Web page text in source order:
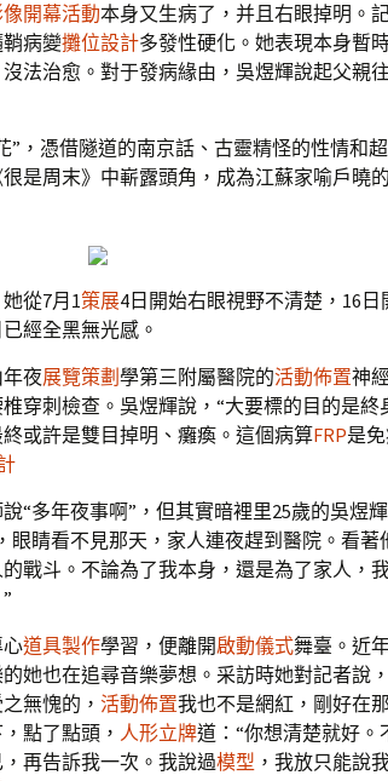
開幕活動本身又生病了，并且右眼掉明。
病變攤位設計多發性硬化。她表現本身暫
法治愈。對于發病緣由，吳煜輝說起父親
”，憑借隧道的南京話、古靈精怪的性情和
是周末》中嶄露頭角，成為江蘇家喻戶曉
從7月1策展4日開始右眼視野不清楚，16日
經全黑無光感。
夜展覽策劃 學第三附屬醫院的活動佈置神
穿刺檢查。吳煜輝說，“大要標的目的是終
或許是雙目掉明、癱瘓。這個病算FRP是
“多年夜事啊”，但其實暗裡里25歲的吳煜
眼睛看不見那天，家人連夜趕到醫院。看著
戰斗。不論為了我本身，還是為了家人，
道具製作學習，便離開啟動儀式舞臺。近
她也在追尋音樂夢想。采訪時她對記者說
無愧的， 活動佈置我也不是網紅，剛好在
點了點頭， 人形立牌道：“你想清楚就好。
再告訴我一次。我說過模型 ，我放只能說